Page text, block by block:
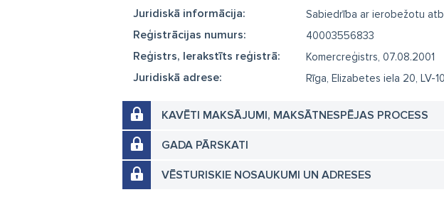
Juridiskā informācija: Sabiedrība ar ierobežotu
Reģistrācijas numurs: 40003556833
Reģistrs, Ierakstīts reģistrā: Komercreģistrs, 07.08.2001
Juridiskā adrese: Rīga, Elizabetes iela 20, LV-
KAVĒTI MAKSĀJUMI, MAKSĀTNESPĒJAS PROCESS
GADA PĀRSKATI
VĒSTURISKIE NOSAUKUMI UN ADRESES